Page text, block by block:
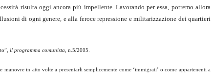
risulta oggi ancora più impellente. Lavorando per essa, potremo allora
di ogni genere, e alla feroce repressione e militarizzazione dei quartieri
il programma comunista , n.5/2005.
manovre in atto volte a presentarli semplicemente come ‘immigrati’ o come appartenenti a